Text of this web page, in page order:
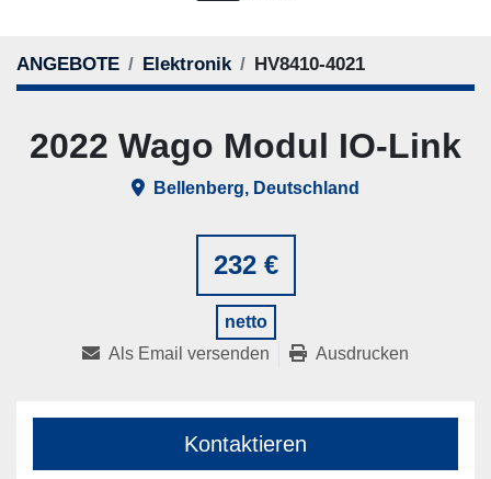
ANGEBOTE Elektronik HV8410-4021
232 €
netto
2022 Wago Modul IO-Link
Bellenberg, Deutschland
Als Email versenden Ausdrucken
Kontaktieren